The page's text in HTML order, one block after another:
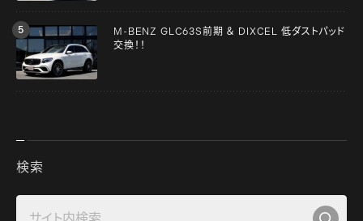
M-BENZ GLC63S前期 ＆ DIXCEL 低ダストパッド
交換！！
検索